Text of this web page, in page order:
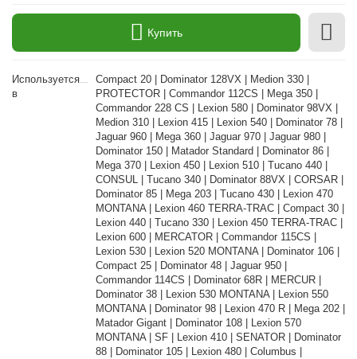
Купить
Используется
в
Compact 20 | Dominator 128VX | Medion 330 |
PROTECTOR | Commandor 112CS | Mega 350 |
Commandor 228 CS | Lexion 580 | Dominator 98VX |
Medion 310 | Lexion 415 | Lexion 540 | Dominator 78 |
Jaguar 960 | Mega 360 | Jaguar 970 | Jaguar 980 |
Dominator 150 | Matador Standard | Dominator 86 |
Mega 370 | Lexion 450 | Lexion 510 | Tucano 440 |
CONSUL | Tucano 340 | Dominator 88VX | CORSAR |
Dominator 85 | Mega 203 | Tucano 430 | Lexion 470
MONTANA | Lexion 460 TERRA-TRAC | Compact 30 |
Lexion 440 | Tucano 330 | Lexion 450 TERRA-TRAC |
Lexion 600 | MERCATOR | Commandor 115CS |
Lexion 530 | Lexion 520 MONTANA | Dominator 106 |
Compact 25 | Dominator 48 | Jaguar 950 |
Commandor 114CS | Dominator 68R | MERCUR |
Dominator 38 | Lexion 530 MONTANA | Lexion 550
MONTANA | Dominator 98 | Lexion 470 R | Mega 202 |
Matador Gigant | Dominator 108 | Lexion 570
MONTANA | SF | Lexion 410 | SENATOR | Dominator
88 | Dominator 105 | Lexion 480 | Columbus |